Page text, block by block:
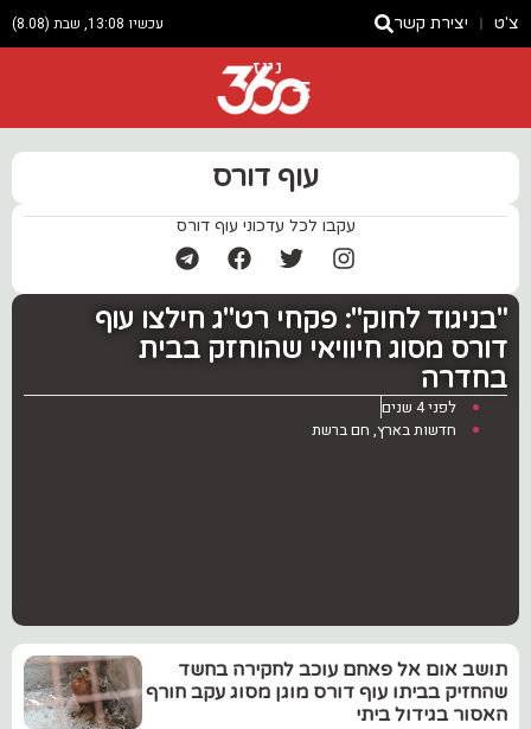
צ'ט יצירת קשר עכשיו 13:08, שבת (8.08)
ניוז
עוף דורס
עקבו לכל עדכוני עוף דורס
"בניגוד לחוק": פקחי רט"ג חילצו עוף
דורס מסוג חיוויאי שהוחזק בבית
בחדרה
לפני 4 שנים
חדשות בארץ, חם ברשת
תושב אום אל פאחם עוכב לחקירה בחשד
שהחזיק בביתו עוף דורס מוגן מסוג עקב חורף
האסור בגידול ביתי